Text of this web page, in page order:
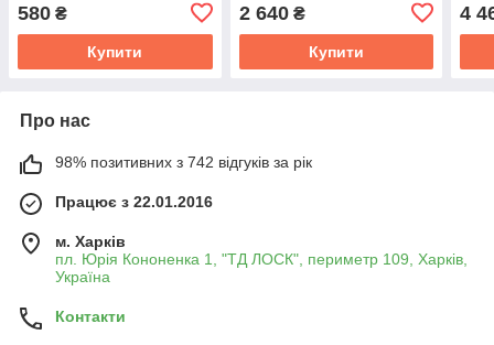
580 ₴
Купити
2 640₴
Купити
4
Про нас
98% позитивних з 742 відгуків за рік
Працює з 22.01.2016
м. Харків
пл. Юрія Кононенка 1, "ТД ЛОСК", периметр 109, Харків,
Україна
Контакти